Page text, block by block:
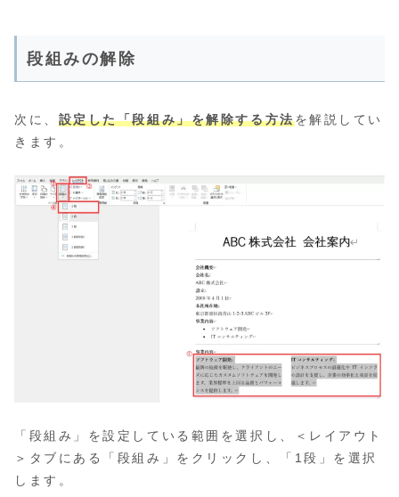
段組みの解除
次に、 設定した「段組み」を解除する方法を解説してい
きます。
「段組み」を設定している範囲を選択し、＜レイアウト
＞タブにある「段組み」をクリックし、「1段」を選択
します。